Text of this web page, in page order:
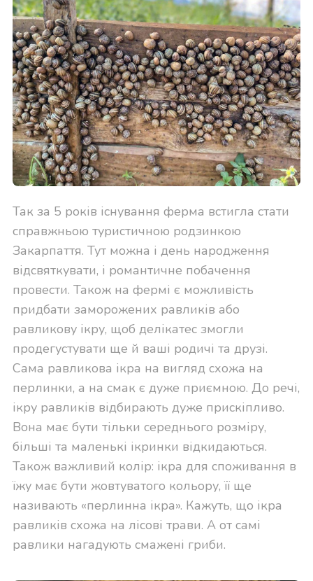
Так за 5 років існування ферма встигла стати
справжньою туристичною родзинкою
Закарпаття. Тут можна і день народження
відсвяткувати, і романтичне побачення
провести. Також на фермі є можливість
придбати заморожених равликів або
равликову ікру, щоб делікатес змогли
продегустувати ще й ваші родичі та друзі.
Сама равликова ікра на вигляд схожа на
перлинки, а на смак є дуже приємною. До речі,
ікру равликів відбирають дуже прискіпливо.
Вона має бути тільки середнього розміру,
більші та маленькі ікринки відкидаються.
Також важливий колір: ікра для споживання в
їжу має бути жовтуватого кольору, її ще
називають «перлинна ікра». Кажуть, що ікра
равликів схожа на лісові трави. А от самі
равлики нагадують смажені гриби.